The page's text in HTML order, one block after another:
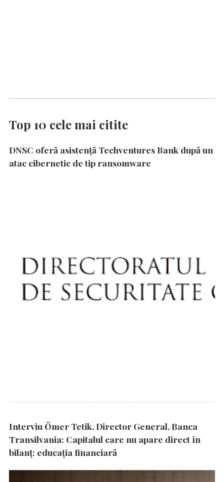
Top 10 cele mai citite
DNSC oferă asistență Techventures Bank după un
atac cibernetic de tip ransomware
Interviu Ömer Tetik, Director General, Banca
Transilvania: Capitalul care nu apare direct în
bilanț: educația financiară